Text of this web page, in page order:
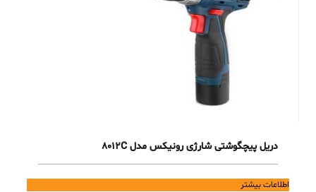
دریل پیچگوشتی شارژی رونیکس مدل 8012C
اطلاعات بیشتر